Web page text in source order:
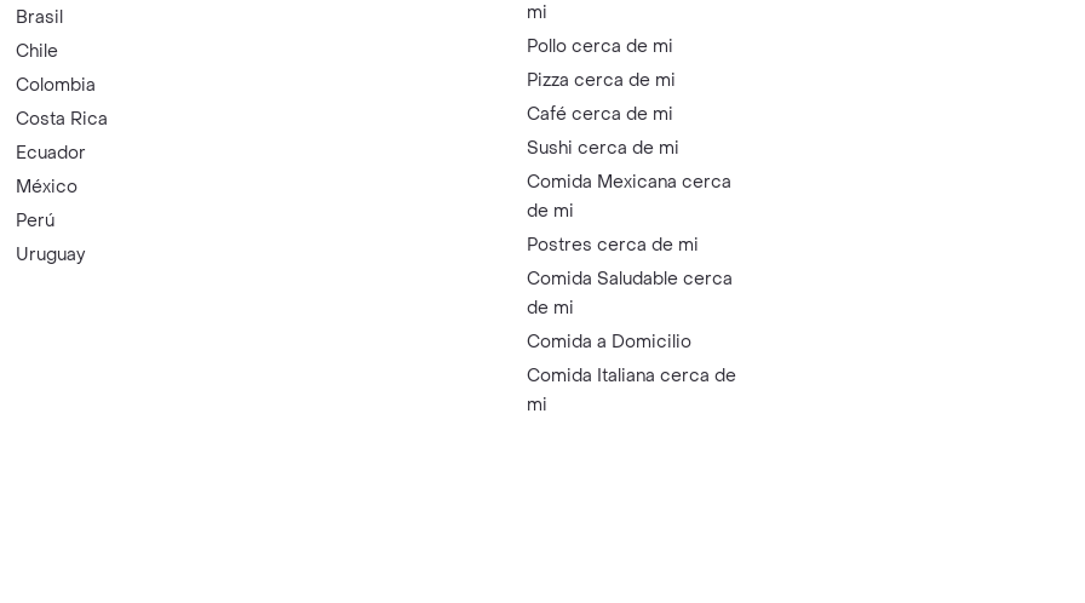
Brasil
Chile
Colombia
Costa Rica
Ecuador
México
Perú
Uruguay
mi
Pollo cerca de mi
Pizza cerca de mi
Café cerca de mi
Sushi cerca de mi
Comida Mexicana cerca
de mi
Postres cerca de mi
Comida Saludable cerca
de mi
Comida a Domicilio
Comida Italiana cerca de
mi